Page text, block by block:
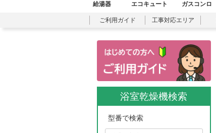
給湯器 エコキュート ガスコンロ
ご利用ガイド 工事対応エリア
浴室乾燥機検索
型番で検索